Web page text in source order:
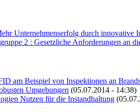
Unternehmenserfolg durch innovative
2 : Gesetzliche Anforderungen an
am Beispiel von Inspektionen an
Umgebungen (05.07.2014 - 14:38)
Nutzen für die Instandhaltung